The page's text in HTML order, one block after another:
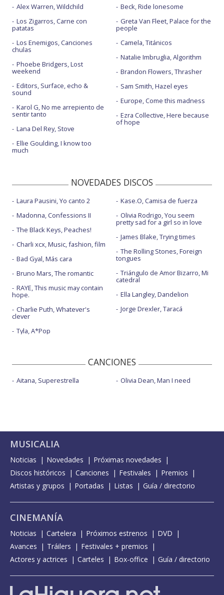
Alex Warren, Wildchild
Los Zigarros, Carne con
patatas
Los Enemigos, Canciones
chulas
Phoebe Bridgers, Lost
weekend
Editors, Surface, echo &
sound
Karol G, No me arrepiento de
sentir tanto
Lana Del Rey, Stove
Ellie Goulding, I know too
much
Beck, Ride lonesome
Greta Van Fleet, Palace for the
people
Camela, Titánicos
Natalie Imbruglia, Algorithm
Brandon Flowers, Thrasher
Sam Smith, Hazel eyes
Europe, Come this madness
Ezra Collective, Here because
of hope
NOVEDADES DISCOS
Laura Pausini, Yo canto 2
Madonna, Confessions II
The Black Keys, Peaches!
Charli xcx, Music, fashion, film
Bad Gyal, Más cara
Bruno Mars, The romantic
RAYE, This music may contain
hope.
Charlie Puth, Whatever's
clever
Tyla, A*Pop
Kase.O, Camisa de fuerza
Olivia Rodrigo, You seem
pretty sad for a girl so in love
James Blake, Trying times
The Rolling Stones, Foreign
tongues
Triángulo de Amor Bizarro, Mi
catedral
Ella Langley, Dandelion
Jorge Drexler, Taracá
CANCIONES
Aitana, Superestrella Olivia Dean, Man I need
MUSICALIA
Noticias Novedades
Próximas novedades
Discos históricos
Canciones Festivales
Premios
Artistas y grupos
Portadas Listas Guía / directorio
CINEMANÍA
Noticias Cartelera Próximos estrenos
DVD
Avances
Tráilers
Festivales + premios
Actores y actrices
Carteles Box-office Guía / directorio